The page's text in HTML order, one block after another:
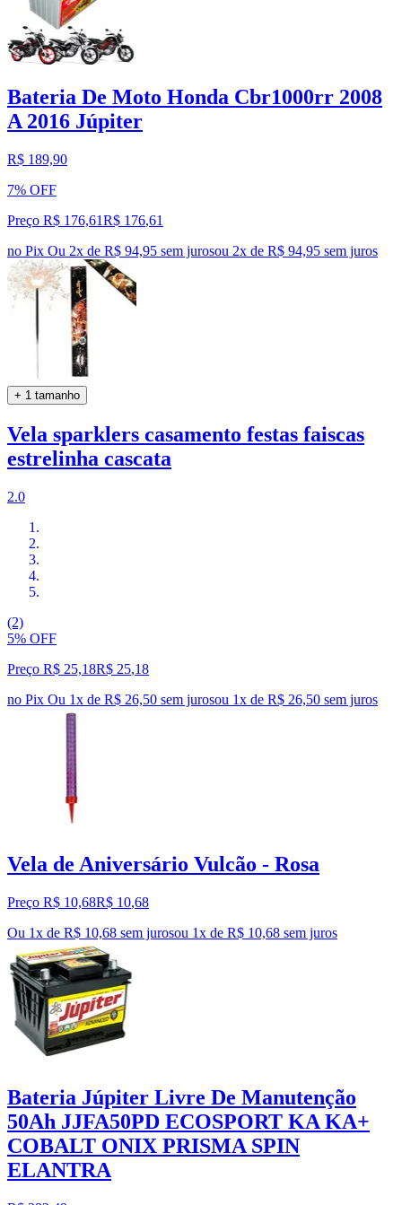
Bateria De Moto Honda Cbr1000rr 2008
A 2016 Júpiter
R$ 189,90
7% OFF
Preço R$ 176,61R$ 176,61
no Pix Ou 2x de R$ 94,95 sem jurosou 2x de R$ 94,95 sem juros
+ 1 tamanho
Vela sparklers casamento festas faiscas
estrelinha cascata
2.0
(2)
5% OFF
Preço R$ 25,18R$ 25,18
no Pix Ou 1x de R$ 26,50 sem jurosou 1x de R$ 26,50 sem juros
Vela de Aniversário Vulcão - Rosa
Preço R$ 10,68R$ 10,68
Ou 1x de R$ 10,68 sem jurosou 1x de R$ 10,68 sem juros
Bateria Júpiter Livre De Manutenção
50Ah JJFA50PD ECOSPORT KA KA+
COBALT ONIX PRISMA SPIN
ELANTRA